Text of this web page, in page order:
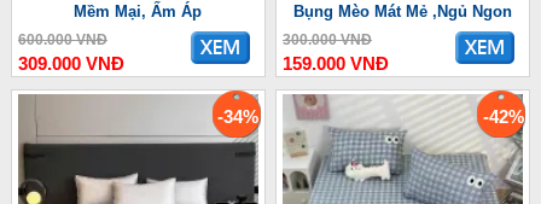
Mềm Mại, Ấm Áp
600.000 VNĐ
309.000 VNĐ
Bụng Mèo Mát Mẻ ,Ngủ Ngon
300.000 VNĐ
159.000 VNĐ
-34% -42%